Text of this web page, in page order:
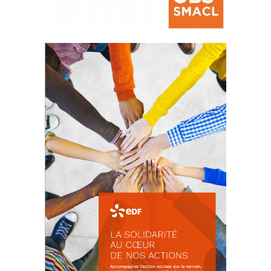
La prévention des conflits
d’intérêts
18 septembre 2023
FEUILLETER